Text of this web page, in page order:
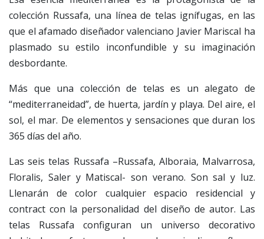
colección Russafa, una línea de telas ignífugas, en las
que el afamado diseñador valenciano Javier Mariscal ha
plasmado su estilo inconfundible y su imaginación
desbordante.
Más que una colección de telas es un alegato de
“mediterraneidad”, de huerta, jardín y playa. Del aire, el
sol, el mar. De elementos y sensaciones que duran los
365 días del año.
Las seis telas Russafa –Russafa, Alboraia, Malvarrosa,
Floralis, Saler y Matiscal- son verano. Son sal y luz.
Llenarán de color cualquier espacio residencial y
contract con la personalidad del diseño de autor. Las
telas Russafa configuran un universo decorativo